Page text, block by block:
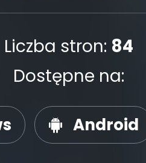
Liczba stron: 84
Dostępne na:
Android